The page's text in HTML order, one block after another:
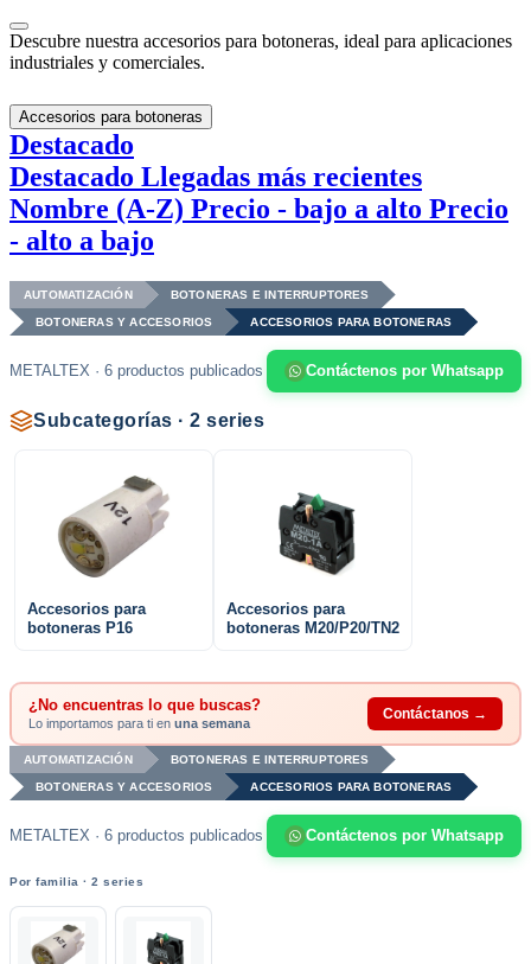
Descubre nuestra accesorios para botoneras, ideal para aplicaciones
industriales y comerciales.
Accesorios para botoneras
Destacado
Destacado Llegadas más recientes
Nombre (A-Z) Precio - bajo a alto Precio
- alto a bajo
AUTOMATIZACIÓN BOTONERAS E INTERRUPTORES
BOTONERAS Y ACCESORIOS ACCESORIOS PARA BOTONERAS
METALTEX · 6 productos publicados Contáctenos por Whatsapp
Subcategorías · 2 series
Accesorios para
botoneras P16
Accesorios para
botoneras M20/P20/TN2
¿No encuentras lo que buscas?
Lo importamos para ti en una semana
Contáctanos →
AUTOMATIZACIÓN BOTONERAS E INTERRUPTORES
BOTONERAS Y ACCESORIOS ACCESORIOS PARA BOTONERAS
METALTEX · 6 productos publicados Contáctenos por Whatsapp
Por familia · 2 series